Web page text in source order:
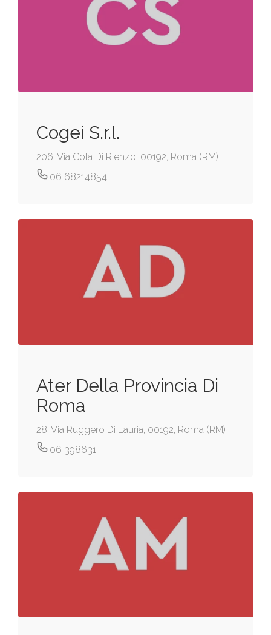
Cogei S.r.l.
206, Via Cola Di Rienzo, 00192, Roma (RM)
06 68214854
Ater Della Provincia Di
Roma
28, Via Ruggero Di Lauria, 00192, Roma (RM)
06 398631